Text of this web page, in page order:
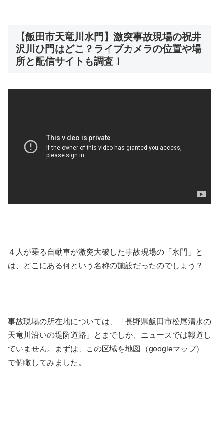
【飯田市天竜川水門】激突事故現場の祝井
沢川ひ門はどこ？ライブカメラの位置や場
所と配信サイトも調査！
４人が乗る自動車が激突大破した事故現場の「水門」と
は、どこにある何という名称の施設だったのでしょう？
事故現場の所在地については、「長野県飯田市松尾清水の
天竜川沿いの堤防道路」とまでしか、ニュースでは報道し
ていません。まずは、この区域を地図（googleマップ）
で俯瞰してみました。